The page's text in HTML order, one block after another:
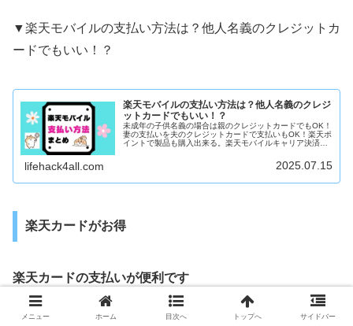
▼楽天モバイルの支払い方法は？他人名義のクレジットカ
ードでもいい！？
楽天モバイルの支払い方法は？他人名義のクレジ
ットカードでもいい！？
未成年の子供名義の場合は親のクレジットカードでもOK！
妻の支払いを夫のクレジットカードで支払いもOK！楽天ポ
イントで製品も購入出来る。楽天モバイルキャリア決済。
lifehack4all.com 2025.07.15
楽天カードがお得
楽天カードの支払いが便利です
・製品代金の48回払いが可能
・製品代金の分割払い手数料が無料
メニュー ホーム 目次へ トップへ サイドバー